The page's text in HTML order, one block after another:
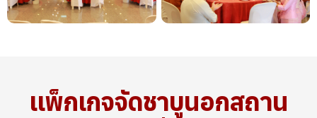
แพ็กเกจจัดชาบูนอกสถาน